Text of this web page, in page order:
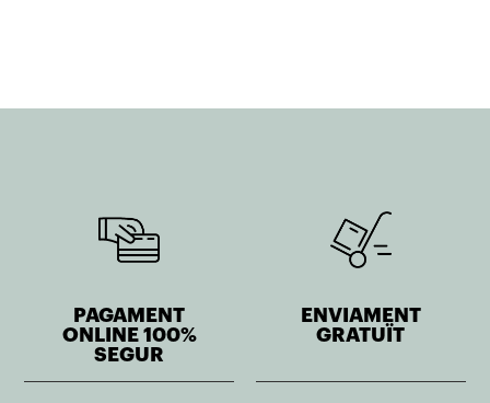
PAGAMENT
ONLINE 100%
SEGUR
ENVIAMENT
GRATUÏT